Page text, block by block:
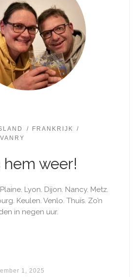
FRANKRIJK
VANRY
hem weer!
Lyon. Dijon. Nancy. Metz​.
Keulen. Venlo. Thuis. Zo’n
in negen uur.
1, 2025